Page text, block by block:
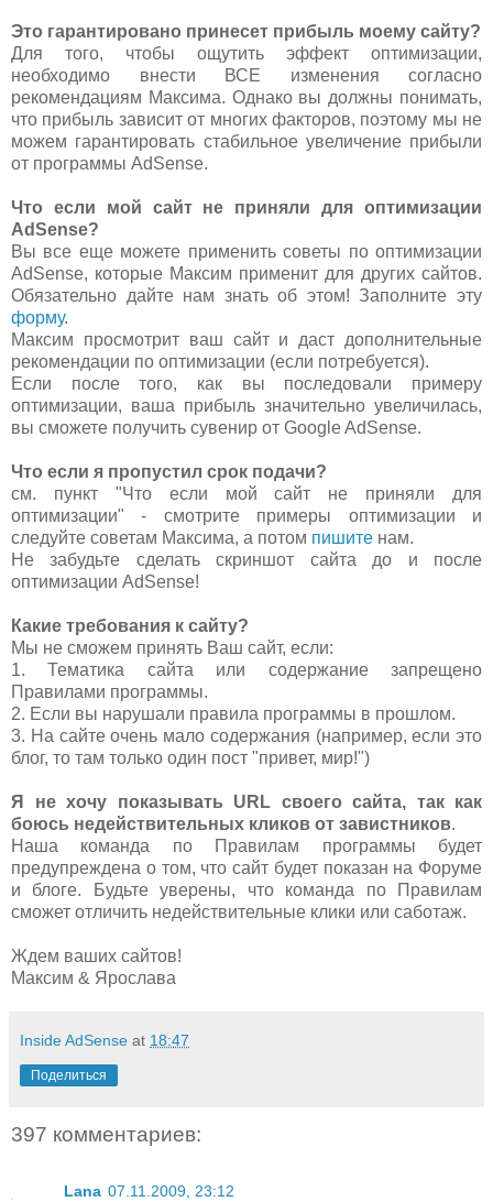
Это гарантировано принесет прибыль моему сайту?
Для того, чтобы ощутить эффект оптимизации,
необходимо внести ВСЕ изменения согласно
рекомендациям Максима. Однако вы должны понимать,
что прибыль зависит от многих факторов, поэтому мы не
можем гарантировать стабильное увеличение прибыли
от программы AdSense.
Что если мой сайт не приняли для оптимизации
AdSense?
Вы все еще можете применить советы по оптимизации
AdSense, которые Максим применит для других сайтов.
Обязательно дайте нам знать об этом! Заполните эту
форму.
Максим просмотрит ваш сайт и даст дополнительные
рекомендации по оптимизации (если потребуется).
Если после того, как вы последовали примеру
оптимизации, ваша прибыль значительно увеличилась,
вы сможете получить сувенир от Google AdSense.
Что если я пропустил срок подачи?
см. пункт "Что если мой сайт не приняли для
оптимизации" - смотрите примеры оптимизации и
следуйте советам Максима, а потом пишите нам.
Не забудьте сделать скриншот сайта до и после
оптимизации AdSense!
Какие требования к сайту?
Мы не сможем принять Ваш сайт, если:
1. Тематика сайта или содержание запрещено
Правилами программы.
2. Если вы нарушали правила программы в прошлом.
3. На сайте очень мало содержания (например, если это
блог, то там только один пост "привет, мир!")
Я не хочу показывать URL своего сайта, так как
боюсь недействительных кликов от завистников.
Наша команда по Правилам программы будет
предупреждена о том, что сайт будет показан на Форуме
и блоге. Будьте уверены, что команда по Правилам
сможет отличить недействительные клики или саботаж.
Ждем ваших сайтов!
Максим & Ярослава
Inside AdSense at 18:47
Поделиться
397 комментариев:
Lana 07.11.2009, 23:12